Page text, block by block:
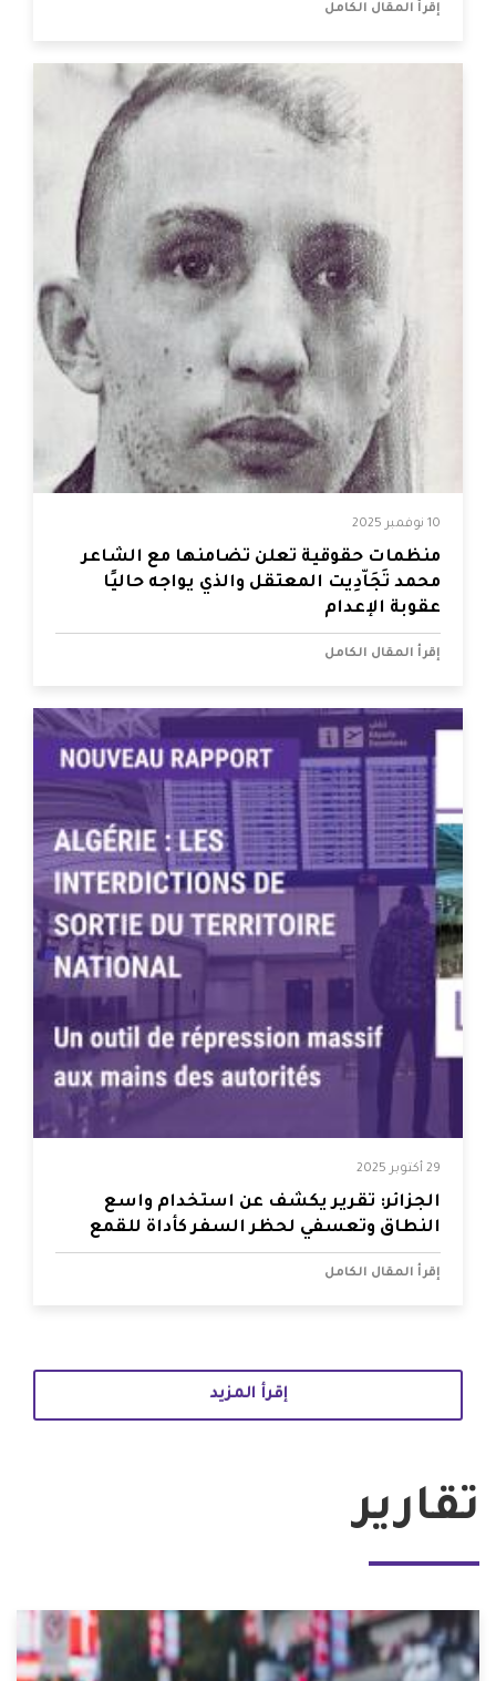
إقرأ المقال الكامل
10 نوفمبر 2025
منظمات حقوقية تعلن تضامنها مع الشاعر
محمد تَجَاّدِيت المعتقل والذي يواجه حاليًا
عقوبة الإعدام
إقرأ المقال الكامل
29 أكتوبر 2025
الجزائر: تقرير يكشف عن استخدام واسع
النطاق وتعسفي لحظر السفر كأداة للقمع
إقرأ المقال الكامل
إقرأ المزيد
تقارير